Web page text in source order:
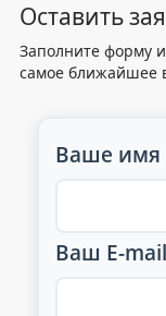
Оставить
Заполните форму
самое ближайшее
Ваше имя
Ваш E-mail